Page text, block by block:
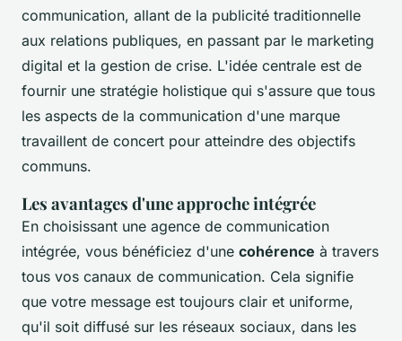
communication, allant de la publicité traditionnelle
aux relations publiques, en passant par le marketing
digital et la gestion de crise. L'idée centrale est de
fournir une stratégie holistique qui s'assure que tous
les aspects de la communication d'une marque
travaillent de concert pour atteindre des objectifs
communs.
Les avantages d'une approche intégrée
En choisissant une agence de communication
intégrée, vous bénéficiez d'une cohérence à travers
tous vos canaux de communication. Cela signifie
que votre message est toujours clair et uniforme,
qu'il soit diffusé sur les réseaux sociaux, dans les